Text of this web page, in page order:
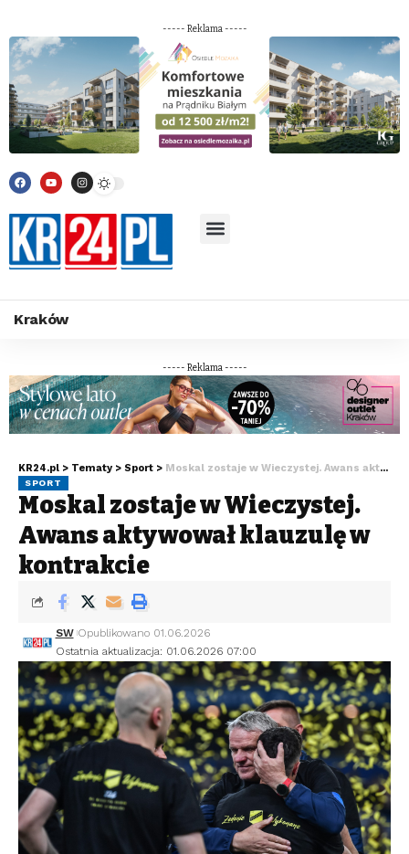
----- Reklama -----
Kraków
----- Reklama -----
KR24.pl > Tematy > Sport > Moskal zostaje w Wieczystej. Awans aktywował klauzulę w kontrakcie
SPORT
Moskal zostaje w Wieczystej.
Awans aktywował klauzulę w
kontrakcie
Ostatnia aktualizacja: 01.06.2026 07:00
SW Opublikowano 01.06.2026